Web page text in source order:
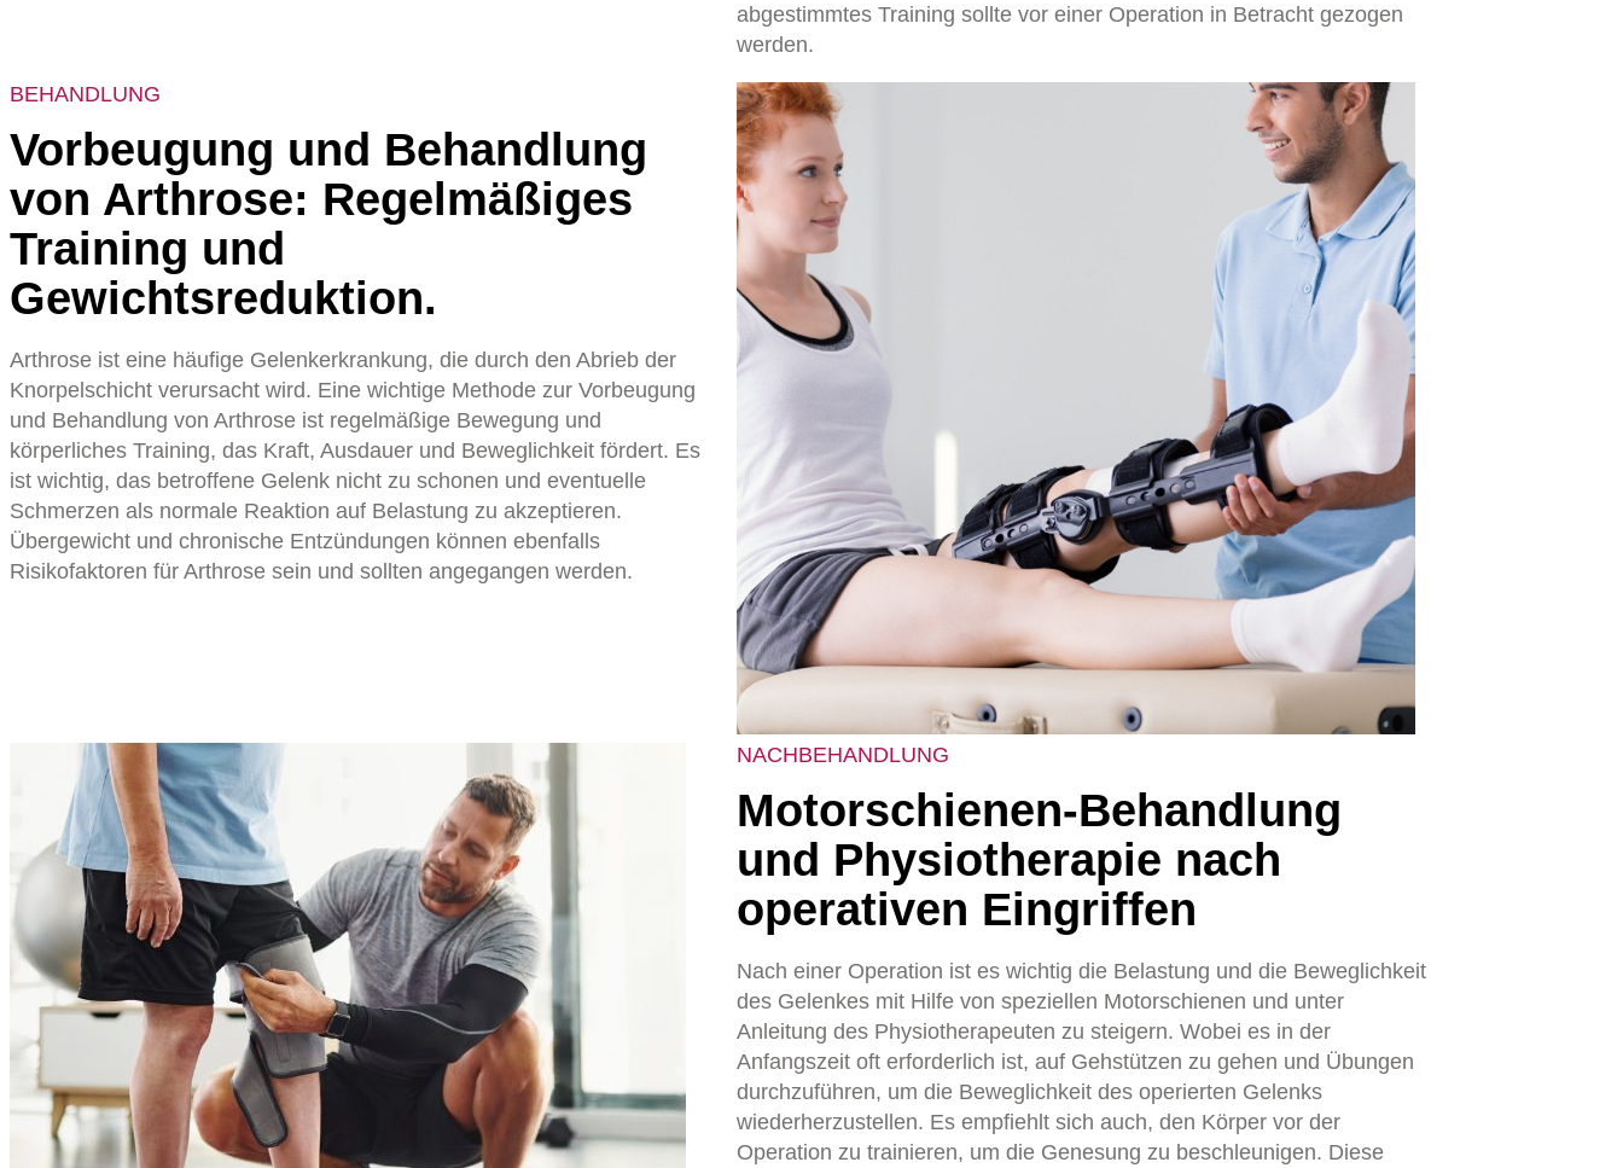
abgestimmtes Training sollte vor einer Operation in Betracht gezogen
werden.
BEHANDLUNG
Vorbeugung und Behandlung
von Arthrose: Regelmäßiges
Training und
Gewichtsreduktion.
Arthrose ist eine häufige Gelenkerkrankung, die durch den Abrieb der
Knorpelschicht verursacht wird. Eine wichtige Methode zur Vorbeugung
und Behandlung von Arthrose ist regelmäßige Bewegung und
körperliches Training, das Kraft, Ausdauer und Beweglichkeit fördert. Es
ist wichtig, das betroffene Gelenk nicht zu schonen und eventuelle
Schmerzen als normale Reaktion auf Belastung zu akzeptieren.
Übergewicht und chronische Entzündungen können ebenfalls
Risikofaktoren für Arthrose sein und sollten angegangen werden.
NACHBEHANDLUNG
Motorschienen-Behandlung
und Physiotherapie nach
operativen Eingriffen
Nach einer Operation ist es wichtig die Belastung und die Beweglichkeit
des Gelenkes mit Hilfe von speziellen Motorschienen und unter
Anleitung des Physiotherapeuten zu steigern. Wobei es in der
Anfangszeit oft erforderlich ist, auf Gehstützen zu gehen und Übungen
durchzuführen, um die Beweglichkeit des operierten Gelenks
wiederherzustellen. Es empfiehlt sich auch, den Körper vor der
Operation zu trainieren, um die Genesung zu beschleunigen. Diese